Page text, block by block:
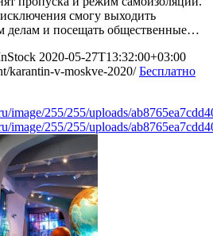
смогу выходить
делам и посещать общественные…
2020-05-27T13:32:00+03:00
karantin-v-moskve-2020/ Бесплатно
image/255/255/uploads/
image/255/255/uploads/